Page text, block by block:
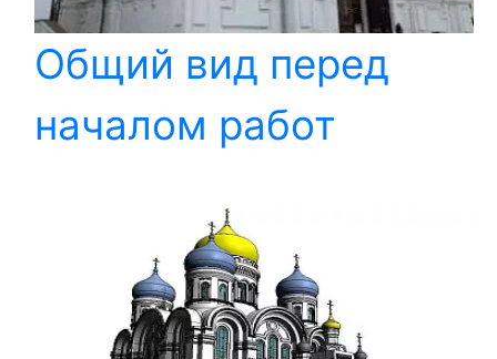
Общий вид перед
началом работ